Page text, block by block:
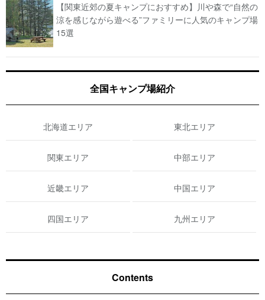
【関東近郊の夏キャンプにおすすめ】川や森で“自然の
涼を感じながら遊べる”ファミリーに人気のキャンプ場
15選
全国キャンプ場紹介
北海道エリア 東北エリア
関東エリア 中部エリア
近畿エリア 中国エリア
四国エリア 九州エリア
Contents